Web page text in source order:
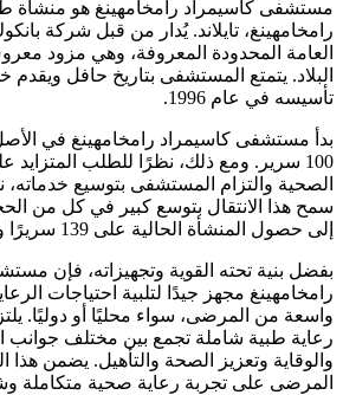
مستشفى كاسيمراد رامخامهينغ هو منشأة
رامخامهينغ، تايلاند. يُدار من قبل شركة
العامة المحدودة المعروفة، وهي مزود
البلاد. يتمتع المستشفى بتاريخ حافل ويقدم
تأسيسه في عام 1996.
بدأ مستشفى كاسيمراد رامخامهينغ في الأصل
100 سرير. ومع ذلك، نظرًا للطلب
الصحية والتزام المستشفى بتوسيع خدماته،
سمح هذا الانتقال بتوسع كبير في كل من
إلى حصول المنشأة الحالية على 139 سريرًا و 39 غرفة فحص.
بفضل بنية تحته القوية وتجهيزاته، فإن
رامخامهينغ مجهز جيدًا لتلبية احتياجات
واسعة من المرضى، سواء محليًا أو دوليًا.
رعاية طبية شاملة تجمع بين مختلف جوانب
والوقاية وتعزيز الصحة والتأهيل. يضمن
المرضى على تجربة رعاية صحية متكاملة